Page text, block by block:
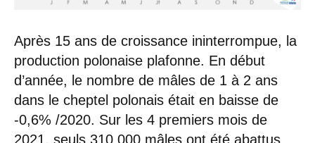
Après 15 ans de croissance ininterrompue, la
production polonaise plafonne. En début
d’année, le nombre de mâles de 1 à 2 ans
dans le cheptel polonais était en baisse de
-0,6% /2020. Sur les 4 premiers mois de
2021, seuls 310 000 mâles ont été abattus